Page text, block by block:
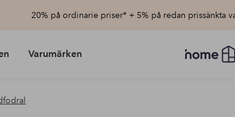
20% på ordinarie priser* + 5% på redan prissänkta
Varumärken
Homeroom
–